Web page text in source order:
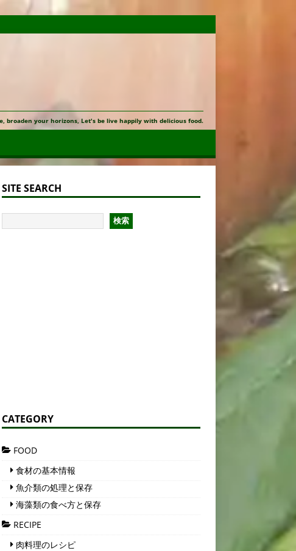
broaden your horizons, Let's be live happily with delicious food.
SITE SEARCH
検索
CATEGORY
FOOD
食材の基本情報
魚介類の処理と保存
海藻類の食べ方と保存
RECIPE
肉料理のレシピ